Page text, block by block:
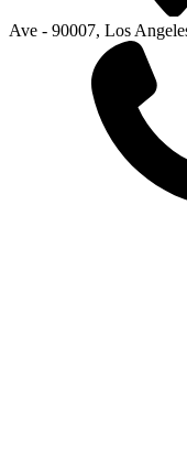
Ave - 90007, Los